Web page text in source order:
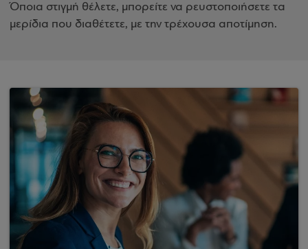
Όποια στιγμή θέλετε, μπορείτε να ρευστοποιήσετε τα
μερίδια που διαθέτετε, με την τρέχουσα αποτίμηση.